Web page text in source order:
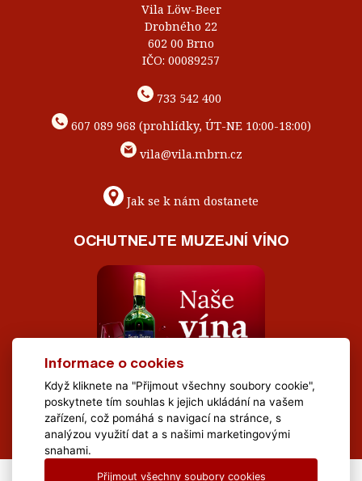
Vila Löw-Beer
Drobného 22
602 00 Brno
IČO: 00089257
733 542 400
607 089 968 (prohlídky, ÚT-NE 10:00-18:00)
vila@vila.mbrn.cz
Jak se k nám dostanete
OCHUTNEJTE MUZEJNÍ VÍNO
Informace o cookies
Když kliknete na "Přijmout všechny soubory cookie",
poskytnete tím souhlas k jejich ukládání na vašem
zařízení, což pomáhá s navigací na stránce, s
analýzou využití dat a s našimi marketingovými
snahami.
Přijmout všechny soubory cookies